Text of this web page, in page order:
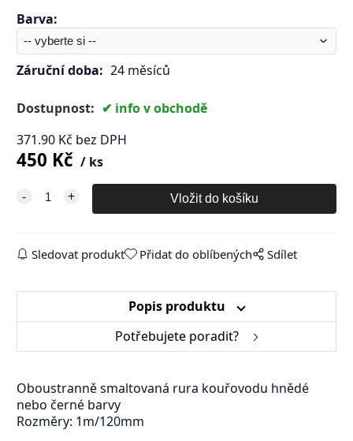
Barva:
Záruční doba: 24 měsíců
Dostupnost:
info v obchodě
371.90Kč bez DPH
450 Kč ks
Sledovat produkt Přidat do oblíbených Sdílet
Popis produktu
Potřebujete poradit?
Oboustranně smaltovaná rura kouřovodu hnědé
nebo černé barvy
Rozměry: 1m/120mm